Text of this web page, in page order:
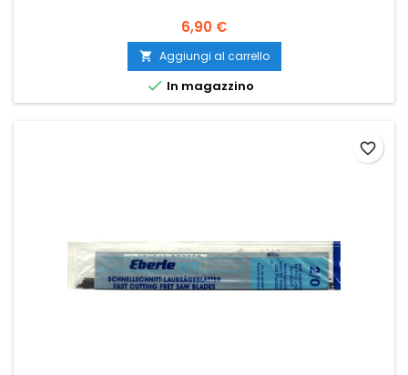
6,90 €
 Aggiungi al carrello
 In magazzino
favorite_border